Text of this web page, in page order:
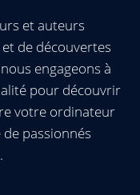
et auteurs
de découvertes
engageons à
pour découvrir
votre ordinateur
passionnés